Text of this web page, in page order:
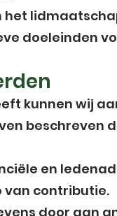
het
doeleinden
kunnen wij
beschreven
en
van contributie.
door aan